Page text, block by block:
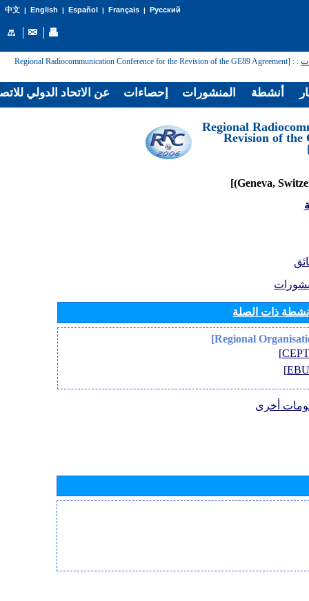
中文| English | Español | Français| Русский
:
: [Regional Radiocommunication Conference for the Revision of the GE89 Agreement
[Regional
Revision of the
ذات الصلة
أخرى
عن الاتحاد الدولي إحصاءات المنشورات أنشطة